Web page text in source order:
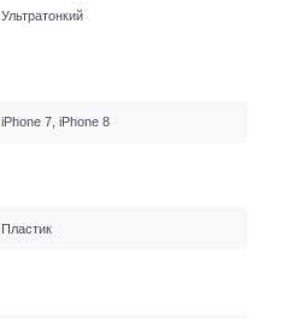
Ультратонкий
iPhone 7, iPhone 8
Пластик